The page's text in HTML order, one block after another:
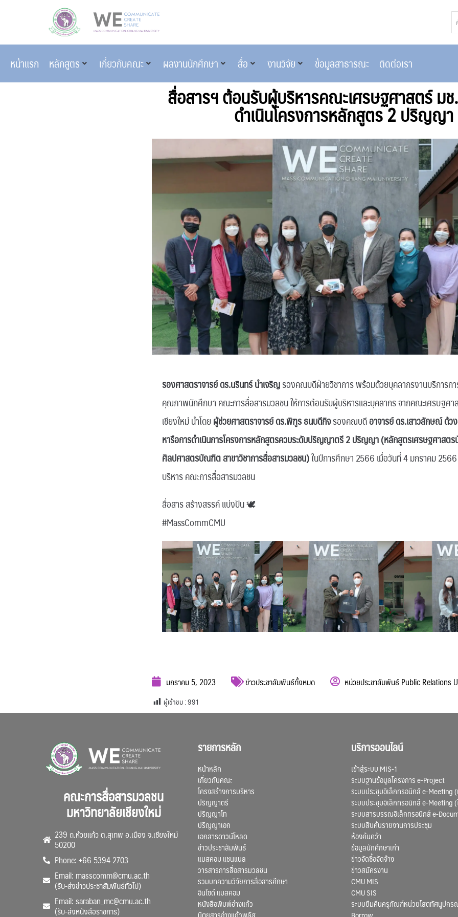
หน้าแรก หลักสูตร เกี่ยวกับคณะ ผลงานนักศึกษา สื่อ งานวิจัย ข้อมูลสาธารณะ ติดต่อเรา
สื่อสารฯ ต้อนรับผู้บริหารคณะเศรษฐศาสตร์ ม
ดำเนินโครงการหลักสูตร 2 ปริญญา
รองศาสตราจารย์ ดร.นรินทร์ นำเจริญรองคณบดีฝ่ายวิชาการ พร้อมด้วยบุคลากรงานบริการก
คุณภาพนักศึกษา คณะการสื่อสารมวลชน ให้การต้อนรับผู้บริหารและบุคลากร จากคณะเศรษฐศ
เชียงใหม่ นำโดยผู้ช่วยศาสตราจารย์ ดร.พิฑูร ธนบดีกิจรองคณบดีอาจารย์ ดร.เสาวลักษณ์ ด้ว
หารือการดำเนินการโครงการหลักสูตรควบระดับปริญญาตรี 2 ปริญญา (หลักสูตรเศรษฐศาสต
ศิลปศาสตรบัณฑิต สาขาวิชาการสื่อสารมวลชน)ในปีการศึกษา 2566 เมื่อวันที่ 4 มกราคม
บริหาร คณะการสื่อสารมวลชน
สื่อสาร สร้างสรรค์ แบ่งปัน 🕊
#MassCommCMU
มกราคม 5, 2023 ข่าวประชาสัมพันธ์ทั้งหมด หน่วยประชาสัมพันธ์ Public Relations
ผู้เข้าชม :991
คณะการสื่อสารมวลชน
มหาวิทยาลัยเชียงใหม่
239 ถ.ห้วยแก้ว ต.สุเทพ อ.เมือง จ.เชียงใหม่
50200
Phone: +66 5394 2703
Email: masscomm@cmu.ac.th
(รับ-ส่งข่าวประชาสัมพันธ์ทั่วไป)
Email: saraban_mc@cmu.ac.th
(รับ-ส่งหนังสือราชการ)
รายการหลัก
หน้าหลัก
เกี่ยวกับคณะ
โครงสร้างการบริหาร
ปริญญาตรี
ปริญญาโท
ปริญญาเอก
เอกสารดาวน์โหลด
ข่าวประชาสัมพันธ์
แมสคอม แชนแนล
วารสารการสื่อสารมวลชน
รวมบทความวิจัยการสื่อสารศึกษา
อินไซด์ แมสคอม
หนังสือพิมพ์อ่างแก้ว
บริการออนไลน์
เข้าสู่ระบบ MIS-1
ระบบฐานข้อมูลโครงการ e-Project
ระบบประชุมอิเล็กทรอนิกส์ e-Meeting
ระบบประชุมอิเล็กทรอนิกส์ e-Meeting
ระบบสารบรรณอิเล็กทรอนิกส์ e-
ระบบสืบค้นรายงานการประชุม
ห้องค้นคว้า
ข้อมูลนักศึกษาเก่า
ข่าวจัดซื้อจัดจ้าง
ข่าวสมัครงาน
CMU MIS
CMU SIS
ระบบยืมคืนครุภัณฑ์หน่วยโสตทัศนูปกร